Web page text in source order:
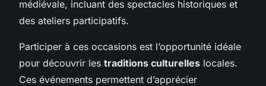
médiévale, incluant des spectacles historiques et
des ateliers participatifs.
Participer à ces occasions est l’opportunité idéale
pour découvrir les traditions culturelles locales.
Ces événements permettent d’apprécier